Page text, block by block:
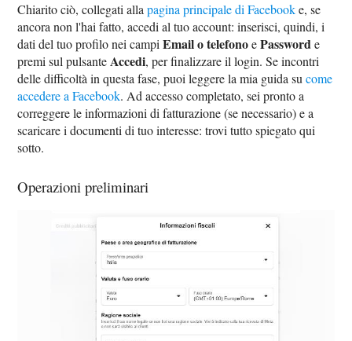
Chiarito ciò, collegati allapagina principale di Facebooke, se
ancora non l'hai fatto, accedi al tuo account: inserisci, quindi, i
dati del tuo profilo nei campiEmail o telefonoePassworde
premi sul pulsanteAccedi, per finalizzare il login. Se incontri
delle difficoltà in questa fase, puoi leggere la mia guida sucome
accedere a Facebook. Ad accesso completato, sei pronto a
correggere le informazioni di fatturazione (se necessario) e a
scaricare i documenti di tuo interesse: trovi tutto spiegato qui
sotto.
Operazioni preliminari